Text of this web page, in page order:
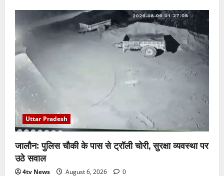
Uttar Pradesh
जालौन: पुलिस चौकी के पास से ट्रॉली चोरी, सुरक्षा व्यवस्था पर
उठे सवाल
4tv News August 6, 2026 0